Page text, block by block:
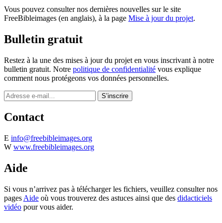
Vous pouvez consulter nos dernières nouvelles sur le site
FreeBibleimages (en anglais), à la page Mise à jour du projet.
Bulletin gratuit
Restez à la une des mises à jour du projet en vous inscrivant à notre
bulletin gratuit. Notre politique de confidentialité vous explique
comment nous protégeons vos données personnelles.
Contact
E info@freebibleimages.org
W www.freebibleimages.org
Aide
Si vous n’arrivez pas à télécharger les fichiers, veuillez consulter nos
pages Aide où vous trouverez des astuces ainsi que des didacticiels
vidéo pour vous aider.